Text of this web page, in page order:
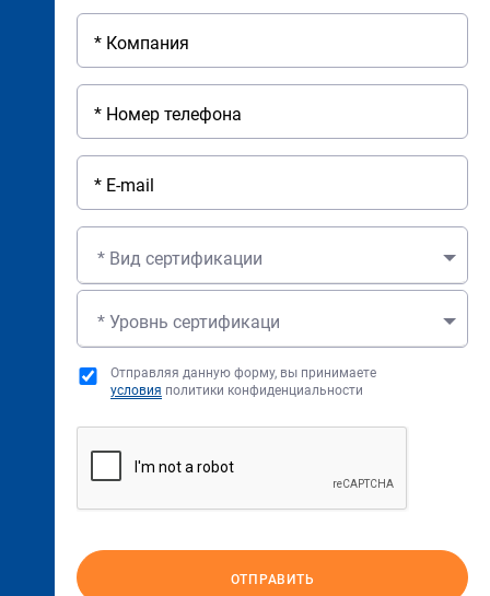
* Вид сертификации
* Уровнь сертификаци
Отправляя данную форму, вы принимаете
условия политики конфиденциальности
ОТПРАВИТЬ